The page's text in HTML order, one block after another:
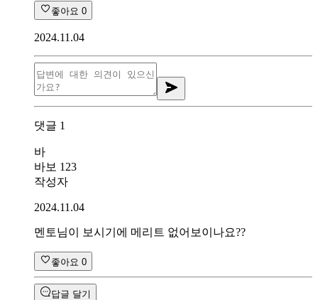
좋아요 0
2024.11.04
댓글 1
바
바보 123
작성자
2024.11.04
멘토님이 보시기에 메리트 없어보이나요??
좋아요 0
답글 달기